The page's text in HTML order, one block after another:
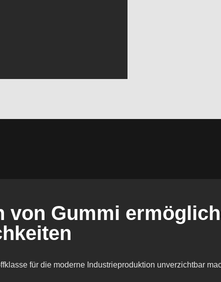
von Gummi
für die moderne Industrieproduktion unverzichtbar